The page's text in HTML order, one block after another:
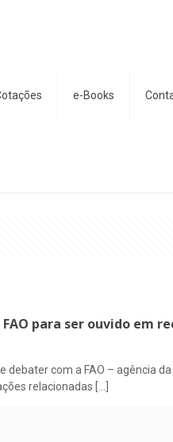
e-Books
para ser ouvido em
debater com a FAO – agência
relacionadas